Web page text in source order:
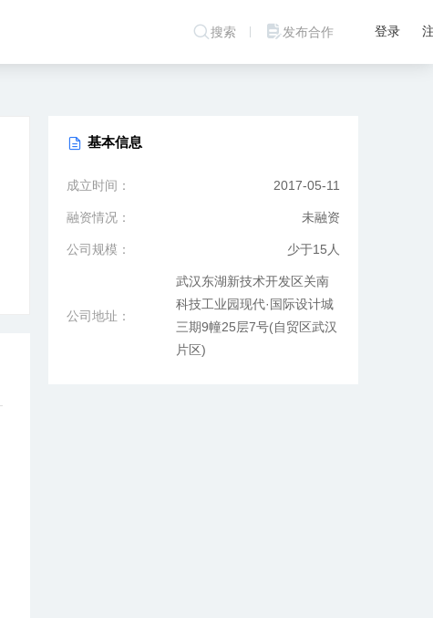
搜索 发布合作 登录
基本信息
成立时间： 2017-05-11
融资情况： 未融资
公司规模： 少于15人
公司地址：
武汉东湖新技术开发区关南
科技工业园现代·国际设计城
三期9幢25层7号(自贸区武汉
片区)